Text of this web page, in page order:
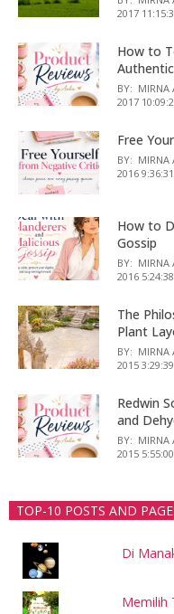
2017
How to
BY: MIRNA
2017
Free
BY: MIRNA
2016
How to
Gossip
BY: MIRNA
2016
The
Plant
BY: MIRNA
2015
Redwin
and
BY: MIRNA
2015
TOP-10 POSTS AND
Di
Memilih